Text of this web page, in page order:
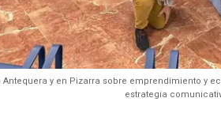
Antequera y en Pizarra sobre emprendimiento y
estrategia